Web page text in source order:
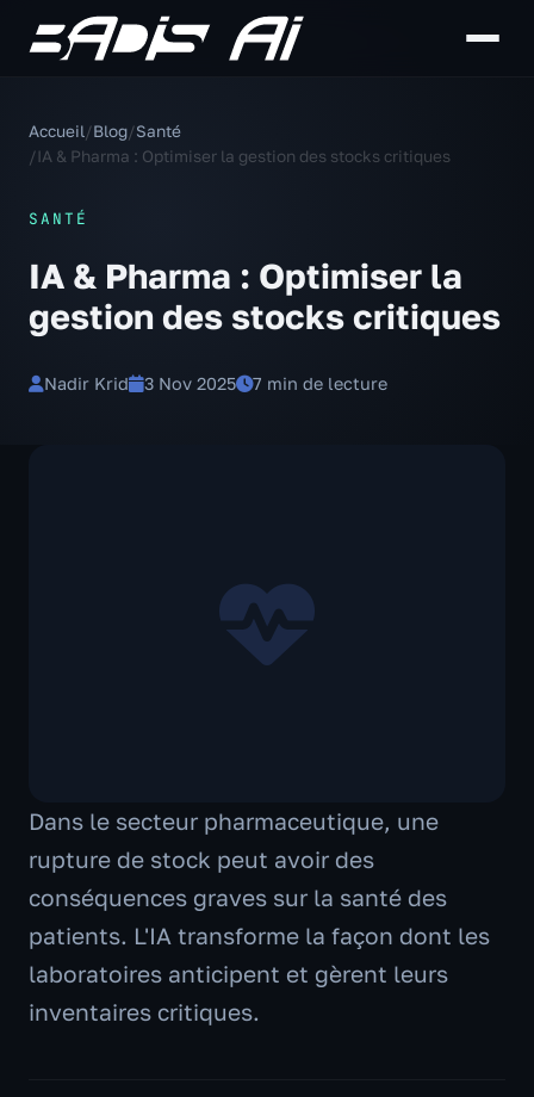
Accueil/Blog/Santé
/IA & Pharma : Optimiser la gestion des stocks critiques
SANTÉ
IA & Pharma : Optimiser la
gestion des stocks critiques
Nadir Krid 3 Nov 2025 7 min de lecture
Dans le secteur pharmaceutique, une
rupture de stock peut avoir des
conséquences graves sur la santé des
patients. L'IA transforme la façon dont les
laboratoires anticipent et gèrent leurs
inventaires critiques.